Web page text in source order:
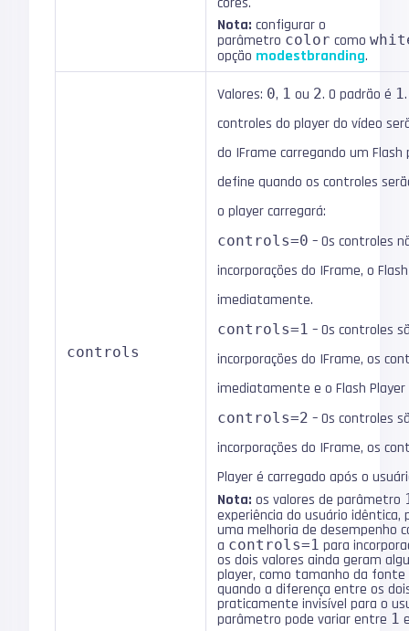
Nota: configurar o
parâmetro color como
opção modestbranding.
controls
Valores: 0, 1 ou 2. O padrão é 1
controles do player do vídeo
do IFrame carregando um
define quando os controles
o player carregará:
controls=0 – Os controles
incorporações do IFrame, o
imediatamente.
controls=1 – Os controles
incorporações do IFrame, os
imediatamente e o Flash
controls=2 – Os controles
incorporações do IFrame, os
Player é carregado após o
Nota: os valores de parâmetro
experiência do usuário idêntica,
uma melhoria de desempenho
a controls=1 para
os dois valores ainda geram
player, como tamanho da
quando a diferença entre os
praticamente invisível para o
parâmetro pode variar entre 1